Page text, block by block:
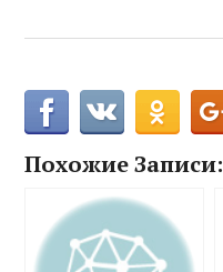
Похожие Записи: